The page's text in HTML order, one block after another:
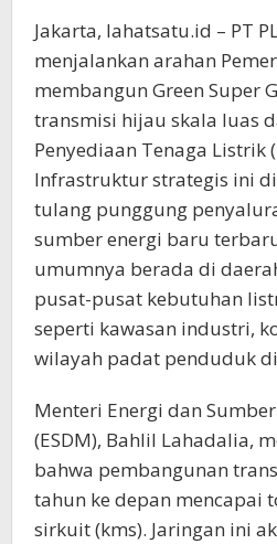
Jakarta, lahatsatu.id – PT
menjalankan arahan
membangun Green Super
transmisi hijau skala luas
Penyediaan Tenaga Listrik
Infrastruktur strategis ini
tulang punggung
sumber energi baru
umumnya berada di
pusat-pusat kebutuhan
seperti kawasan industri,
wilayah padat penduduk
Menteri Energi dan
(ESDM), Bahlil Lahadalia,
bahwa pembangunan
tahun ke depan mencapai
sirkuit (kms). Jaringan ini